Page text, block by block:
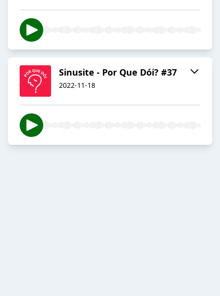
Sinusite - Por Que Dói? #37
2022-11-18